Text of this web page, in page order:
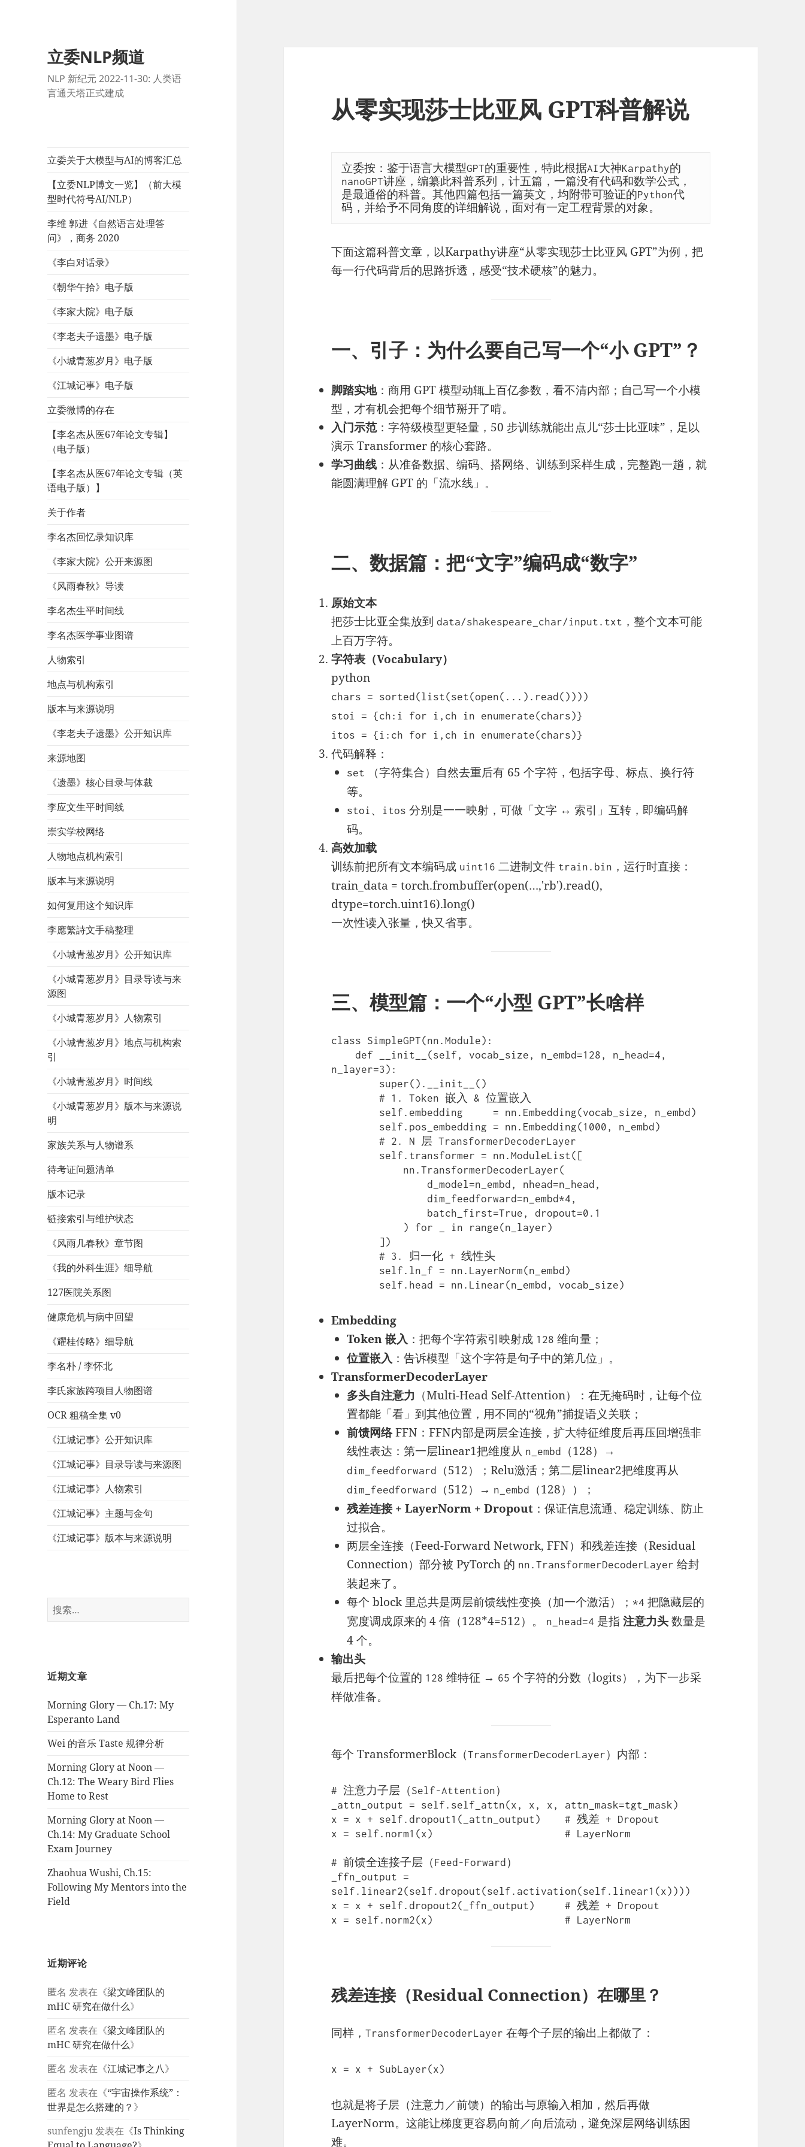
立委NLP频道
NLP 新纪元 2022-11-30: 人类语
言通天塔正式建成
立委关于大模型与AI的博客汇总
【立委NLP博文一览】（前大模
型时代符号AI/NLP）
李维 郭进《自然语言处理答
问》，商务 2020
《李白对话录》
《朝华午拾》电子版
《李家大院》电子版
《李老夫子遗墨》电子版
《小城青葱岁月》电子版
《江城记事》电子版
立委微博的存在
【李名杰从医67年论文专辑】
（电子版）
【李名杰从医67年论文专辑（英
语电子版）】
关于作者
李名杰回忆录知识库
《李家大院》公开来源图
《风雨春秋》导读
李名杰生平时间线
李名杰医学事业图谱
人物索引
地点与机构索引
版本与来源说明
《李老夫子遗墨》公开知识库
来源地图
《遗墨》核心目录与体裁
李应文生平时间线
崇实学校网络
人物地点机构索引
版本与来源说明
如何复用这个知识库
李應繁詩文手稿整理
《小城青葱岁月》公开知识库
《小城青葱岁月》目录导读与来
源图
《小城青葱岁月》人物索引
《小城青葱岁月》地点与机构索
引
《小城青葱岁月》时间线
《小城青葱岁月》版本与来源说
明
家族关系与人物谱系
待考证问题清单
版本记录
链接索引与维护状态
《风雨几春秋》章节图
《我的外科生涯》细导航
127医院关系图
健康危机与病中回望
《耀桂传略》细导航
李名朴 / 李怀北
李氏家族跨项目人物图谱
OCR 粗稿全集 v0
《江城记事》公开知识库
《江城记事》目录导读与来源图
《江城记事》人物索引
《江城记事》主题与金句
《江城记事》版本与来源说明
搜
索：
近期文章
Morning Glory — Ch.17: My
Esperanto Land
Wei 的音乐 Taste 规律分析
Morning Glory at Noon —
Ch.12: The Weary Bird Flies
Home to Rest
Morning Glory at Noon —
Ch.14: My Graduate School
Exam Journey
Zhaohua Wushi, Ch.15:
Following My Mentors into the
Field
近期评论
匿名 发表在《梁文峰团队的
mHC 研究在做什么》
匿名 发表在《梁文峰团队的
mHC 研究在做什么》
匿名 发表在《江城记事之八》
匿名 发表在《“宇宙操作系统”：
世界是怎么搭建的？ 》
sunfengju发表在《Is Thinking
从零实现莎士比亚风 GPT科普解说
立委按：鉴于语言大模型GPT的重要性，特此根据AI大神Karpathy的
nanoGPT讲座，编纂此科普系列，计五篇，一篇没有代码和数学公式，
是最通俗的科普。其他四篇包括一篇英文，均附带可验证的Python代
码，并给予不同角度的详细解说，面对有一定工程背景的对象。
下面这篇科普文章，以Karpathy讲座“从零实现莎士比亚风 GPT”为例，把
每一行代码背后的思路拆透，感受“技术硬核”的魅力。
一、引子：为什么要自己写一个“小 GPT”？
脚踏实地：商用 GPT 模型动辄上百亿参数，看不清内部；自己写一个小模
型，才有机会把每个细节掰开了啃。
入门示范：字符级模型更轻量，50 步训练就能出点儿“莎士比亚味”，足以
演示 Transformer 的核心套路。
学习曲线 ：从准备数据、编码、搭网络、训练到采样生成，完整跑一趟，就
能圆满理解 GPT 的「流水线」。
二、数据篇：把“文字”编码成“数字”
原始文本
把莎士比亚全集放到data/shakespeare_char/input.txt ，整个文本可能
上百万字符。
字符表（Vocabulary）
python
chars = sorted(list(set(open(...).read())))
stoi = {ch:i for i,ch in enumerate(chars)}
itos = {i:ch for i,ch in enumerate(chars)}
代码解释：
set
（字符集合）自然去重后有 65 个字符，包括字母、标点、换行符
等。
stoi 、 itos 分别是一一映射，可做「文字 ↔ 索引」互转，即编码解
码。
高效加载
训练前把所有文本编码成 uint16 二进制文件 train.bin ，运行时直接：
train_data = torch.frombuffer(open(…,'rb').read(),
dtype=torch.uint16).long()
一次性读入张量，快又省事。
三、模型篇：一个“小型 GPT”长啥样
class SimpleGPT(nn.Module):
    def __init__(self, vocab_size, n_embd=128, n_head=4,
n_layer=3):
        # 1. Token 嵌入 & 位置嵌入
        # 2. N 层 TransformerDecoderLayer
                d_model=n_embd, nhead=n_head,
                dim_feedforward=n_embd*4,
        # 3. 归一化 + 线性头
Embedding
Token 嵌入 ：把每个字符索引映射成 128 维向量；
位置嵌入 ：告诉模型「这个字符是句子中的第几位」。
TransformerDecoderLayer
多头自注意力 （Multi-Head Self-Attention）：在无掩码时，让每个位
置都能「看」到其他位置，用不同的“视角”捕捉语义关联；
前馈网络FFN：FFN内部是两层全连接，扩大特征维度后再压回增强非
线性表达：第一层linear1把维度从 n_embd （128）→
dim_feedforward （512）；Relu激活；第二层linear2把维度再从
dim_feedforward （512）→ n_embd
（128））；
残差连接 + LayerNorm + Dropout：保证信息流通、稳定训练、防止
过拟合。
两层全连接（Feed-Forward Network, FFN）和残差连接（Residual
Connection）部分被 PyTorch 的 nn.TransformerDecoderLayer 给封
装起来了。
每个 block 里总共是两层前馈线性变换（加一个激活）； *4 把隐藏层的
宽度调成原来的 4 倍（128*4=512）。
n_head=4 是指 注意力头数量是
4 个。
输出头
最后把每个位置的 128 维特征 → 65 个字符的分数（logits），为下一步采
样做准备。
每个 TransformerBlock（TransformerDecoderLayer ）内部：
# 注意力子层（Self-Attention）
_attn_output = self.self_attn(x, x, x, attn_mask=tgt_mask)
x = x + self.dropout1(_attn_output)    # 残差 + Dropout
x = self.norm1(x)                      # LayerNorm
# 前馈全连接子层（Feed-Forward）
_ffn_output =
self.linear2(self.dropout(self.activation(self.linear1(x))))
x = x + self.dropout2(_ffn_output)     # 残差 + Dropout
残差连接（Residual Connection）在哪里？
同样，TransformerDecoderLayer 在每个子层的输出上都做了：
也就是将子层（注意力／前馈）的输出与原输入相加，然后再做
LayerNorm。这能让梯度更容易向前／向后流动，避免深层网络训练困
难。